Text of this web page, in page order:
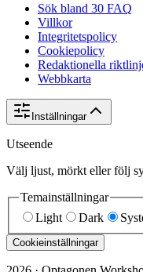
Sök bland 30 FAQ
Villkor
Integritetspolicy
Cookiepolicy
Redaktionella
Webbkarta
Inställningar
Utseende
Välj ljust, mörkt eller följ
Temainställningar
Light
Dark
Cookieinställningar